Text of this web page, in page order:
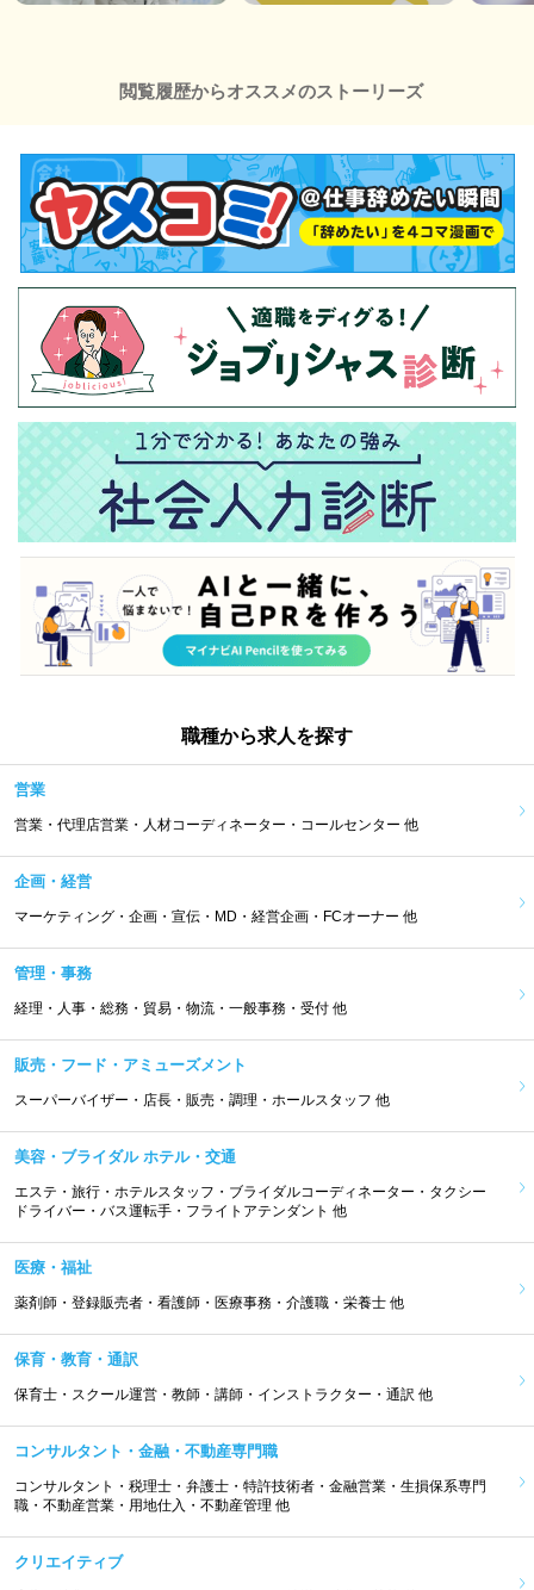
閲覧履歴からオススメのストーリーズ
職種から求人を探す
営業
営業・代理店営業・人材コーディネーター・コールセンター 他
企画・経営
マーケティング・企画・宣伝・MD・経営企画・FCオーナー 他
管理・事務
経理・人事・総務・貿易・物流・一般事務・受付 他
販売・フード・アミューズメント
スーパーバイザー・店長・販売・調理・ホールスタッフ 他
美容・ブライダル ホテル・交通
エステ・旅行・ホテルスタッフ・ブライダルコーディネーター・タクシー
ドライバー・バス運転手・フライトアテンダント 他
医療・福祉
薬剤師・登録販売者・看護師・医療事務・介護職・栄養士 他
保育・教育・通訳
保育士・スクール運営・教師・講師・インストラクター・通訳 他
コンサルタント・金融・不動産専門職
コンサルタント・税理士・弁護士・特許技術者・金融営業・生損保系専門
職・不動産営業・用地仕入・不動産管理 他
クリエイティブ